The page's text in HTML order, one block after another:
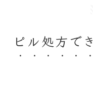
ピル処方で